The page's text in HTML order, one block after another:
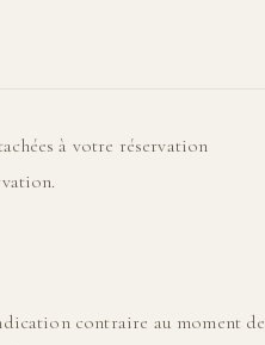
à votre réservation
contraire au moment de